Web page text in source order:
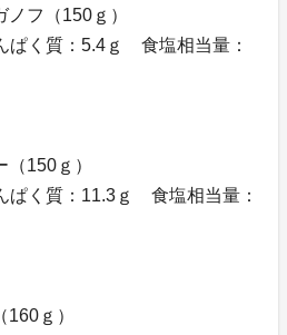
フ（150ｇ）
く質：5.4ｇ 食塩相当量：
150ｇ）
く質：11.3ｇ 食塩相当量：
ｇ）